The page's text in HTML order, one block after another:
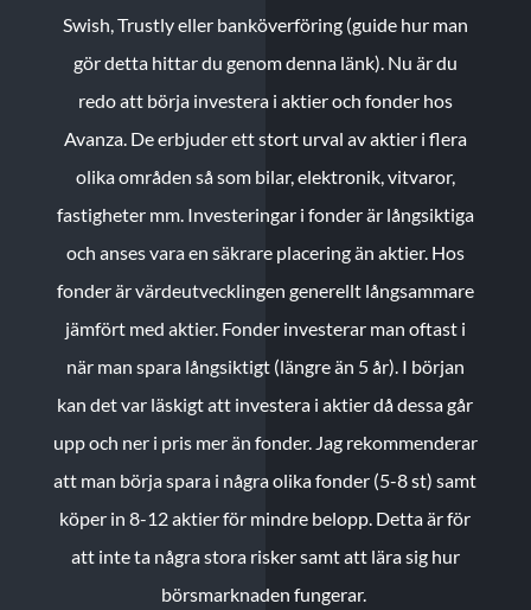
Swish, Trustly eller banköverföring (guide hur man
gör detta hittar du genom denna länk). Nu är du
redo att börja investera i aktier och fonder hos
Avanza. De erbjuder ett stort urval av aktier i flera
olika områden så som bilar, elektronik, vitvaror,
fastigheter mm. Investeringar i fonder är långsiktiga
och anses vara en säkrare placering än aktier. Hos
fonder är värdeutvecklingen generellt långsammare
jämfört med aktier. Fonder investerar man oftast i
när man spara långsiktigt (längre än 5 år). I början
kan det var läskigt att investera i aktier då dessa går
upp och ner i pris mer än fonder. Jag rekommenderar
att man börja spara i några olika fonder (5-8 st) samt
köper in 8-12 aktier för mindre belopp. Detta är för
att inte ta några stora risker samt att lära sig hur
börsmarknaden fungerar.